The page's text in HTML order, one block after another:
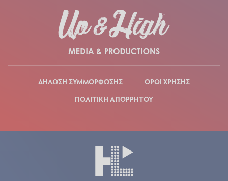
ΔΗΛΩΣΗ ΣΥΜΜΟΡΦΩΣΗΣ
ΟΡΟΙ ΧΡΗΣΗΣ
ΠΟΛΙΤΙΚΗ ΑΠΟΡΡΗΤΟΥ